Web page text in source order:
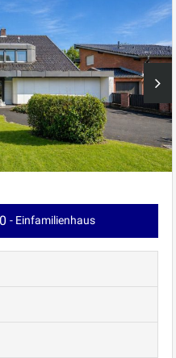
- Einfamilienhaus